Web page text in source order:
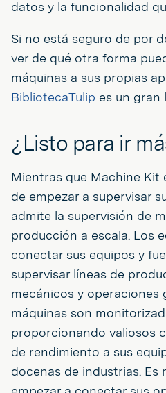
datos y la funcionalidad
Si no está seguro de por
ver de qué otra forma
máquinas a sus propias
BibliotecaTulip es un gran
¿Listo para ir
Mientras que Machine Kit
de empezar a supervisar
admite la supervisión de
producción a escala. Los
conectar sus equipos y
supervisar líneas de
mecánicos y operaciones
máquinas son
proporcionando valiosos
de rendimiento a sus
docenas de industrias. Es